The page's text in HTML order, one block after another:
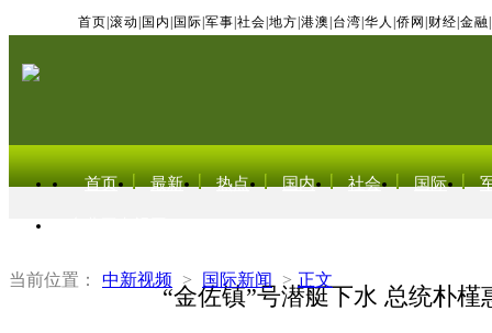
首页 滚动 国内 国际 军事 社会 地方 港澳 台湾 华人 侨网 财经 金融
首页 最新 热点 国内 社会 国际
当前位置： 中新视频 > 国际新闻 > 正文
“金佐镇”号潜艇下水 总统朴槿